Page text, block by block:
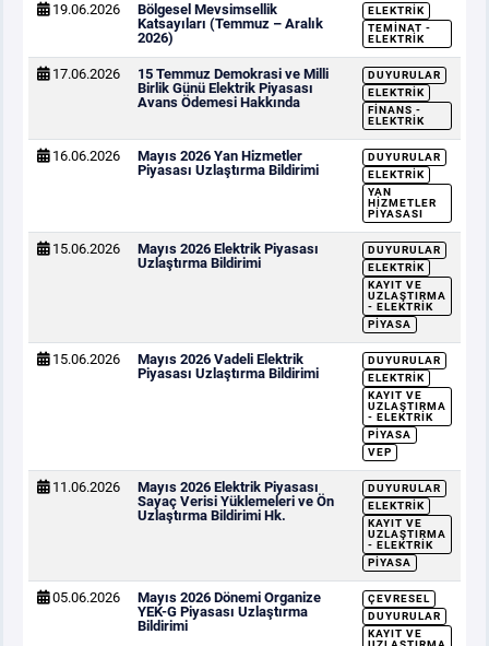
19.06.2026
Bölgesel Mevsimsellik
Katsayıları (Temmuz – Aralık
2026)
ELEKTRIK
TEMINAT -
ELEKTRIK
17.06.2026
15 Temmuz Demokrasi ve Milli
Birlik Günü Elektrik Piyasası
Avans Ödemesi Hakkında
DUYURULAR
ELEKTRIK
FINANS -
ELEKTRIK
16.06.2026
Mayıs 2026 Yan Hizmetler
Piyasası Uzlaştırma Bildirimi
DUYURULAR
ELEKTRIK
YAN
HIZMETLER
PIYASASI
15.06.2026
Mayıs 2026 Elektrik Piyasası
Uzlaştırma Bildirimi
DUYURULAR
ELEKTRIK
KAYIT VE
UZLAŞTIRMA
- ELEKTRIK
PIYASA
15.06.2026
Mayıs 2026 Vadeli Elektrik
Piyasası Uzlaştırma Bildirimi
DUYURULAR
ELEKTRIK
KAYIT VE
UZLAŞTIRMA
- ELEKTRIK
PIYASA
VEP
11.06.2026
Mayıs 2026 Elektrik Piyasası
Sayaç Verisi Yüklemeleri ve Ön
Uzlaştırma Bildirimi Hk.
DUYURULAR
ELEKTRIK
KAYIT VE
UZLAŞTIRMA
- ELEKTRIK
PIYASA
05.06.2026
Mayıs 2026 Dönemi Organize
YEK-G Piyasası Uzlaştırma
Bildirimi
ÇEVRESEL
DUYURULAR
KAYIT VE